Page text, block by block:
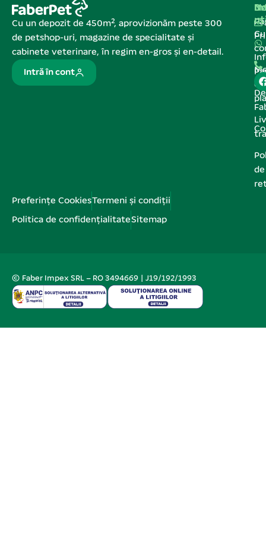
Cu un depozit de 450m², aprovizionăm peste 300
de petshop-uri, magazine de specialitate și
cabinete veterinare, în regim en-gros și en-detail.
Intră în cont
de
de
Preferințe CookiesTermeni și condiții
Politica de confidențialitateSitemap
© Faber Impex SRL – RO 3494669 | J19/192/1993